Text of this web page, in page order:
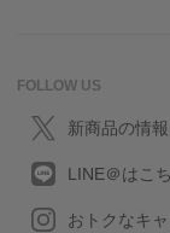
FOLLOW US
新商品の情
LINE＠はこ
おトクなキ